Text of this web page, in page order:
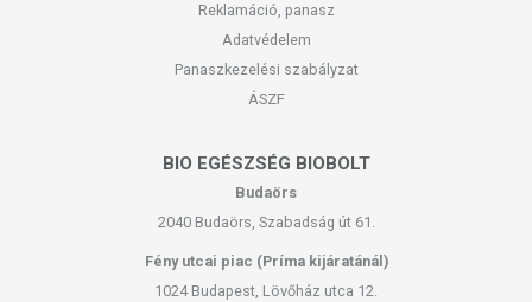
Reklamáció, panasz
Adatvédelem
Panaszkezelési szabályzat
ÁSZF
BIO EGÉSZSÉG BIOBOLT
Budaörs
2040 Budaörs, Szabadság út 61.
Fény utcai piac (Príma kijáratánál)
1024 Budapest, Lövőház utca 12.